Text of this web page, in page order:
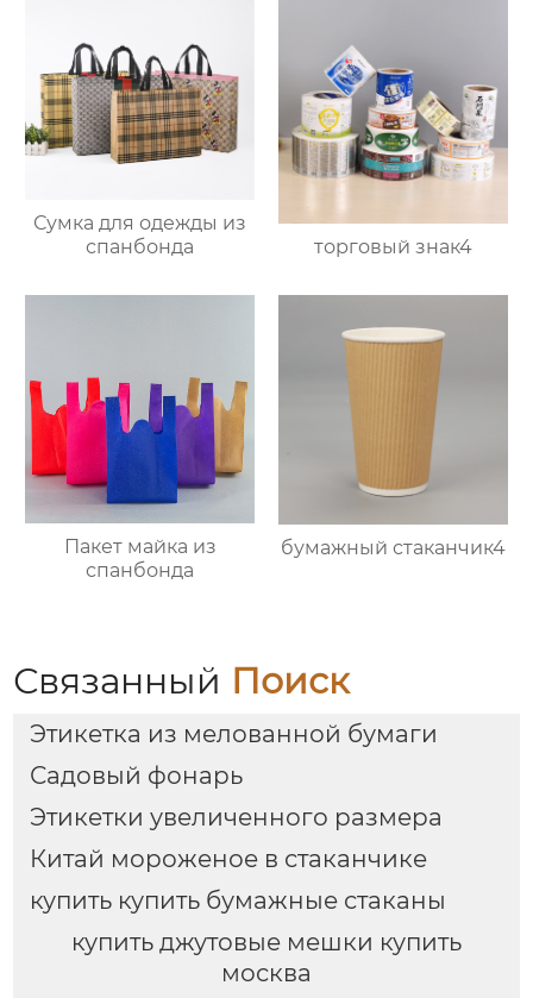
Сумка для одежды из
спанбонда
торговый знак4
Пакет майка из
спанбонда
бумажный стаканчик4
Связанный Поиск
Этикетка из мелованной бумаги
Садовый фонарь
Этикетки увеличенного размера
Китай мороженое в стаканчике
купить купить бумажные стаканы
купить джутовые мешки купить
москва